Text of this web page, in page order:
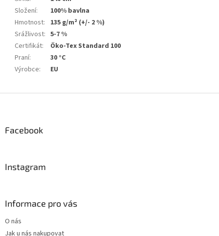
Složení:
100% bavlna
Hmotnost:
135 g/m² (+/- 2 %)
Srážlivost: 5-7 %
Certifikát:
Öko-Tex Standard 100
Praní:
30 °C
Výrobce: EU
Facebook
Instagram
Informace pro vás
O nás
Jak u nás nakupovat